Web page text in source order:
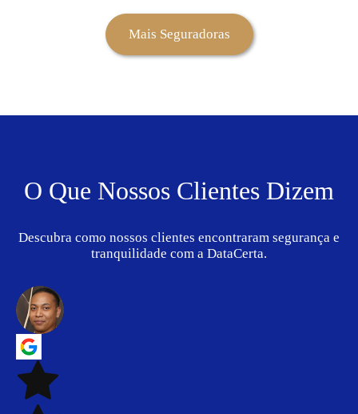
Mais Seguradoras
O Que Nossos Clientes Dizem
Descubra como nossos clientes encontraram segurança e
tranquilidade com a DataCerta.